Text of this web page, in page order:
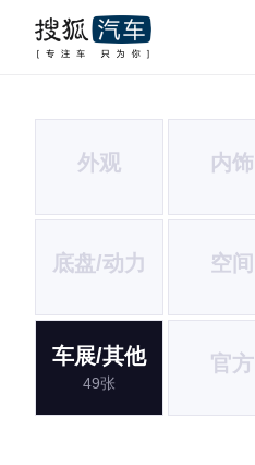
外观 内饰
底盘/动力 空间
车展/其他
49张
官方